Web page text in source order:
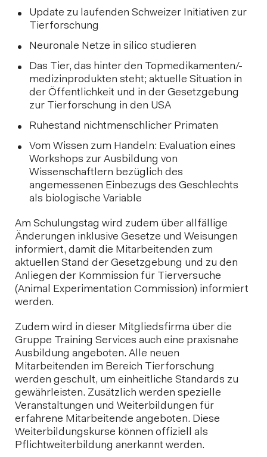
Update zu laufenden Schweizer Initiativen zur
Tierforschung
Neuronale Netze in silico studieren
Das Tier, das hinter den Topmedikamenten/-
medizinprodukten steht; aktuelle Situation in
der Öffentlichkeit und in der Gesetzgebung
zur Tierforschung in den USA
Ruhestand nichtmenschlicher Primaten
Vom Wissen zum Handeln: Evaluation eines
Workshops zur Ausbildung von
Wissenschaftlern bezüglich des
angemessenen Einbezugs des Geschlechts
als biologische Variable
Am Schulungstag wird zudem über allfällige
Änderungen inklusive Gesetze und Weisungen
informiert, damit die Mitarbeitenden zum
aktuellen Stand der Gesetzgebung und zu den
Anliegen der Kommission für Tierversuche
(Animal Experimentation Commission) informiert
werden.
Zudem wird in dieser Mitgliedsfirma über die
Gruppe Training Services auch eine praxisnahe
Ausbildung angeboten. Alle neuen
Mitarbeitenden im Bereich Tierforschung
werden geschult, um einheitliche Standards zu
gewährleisten. Zusätzlich werden spezielle
Veranstaltungen und Weiterbildungen für
erfahrene Mitarbeitende angeboten. Diese
Weiterbildungskurse können offiziell als
Pflichtweiterbildung anerkannt werden.